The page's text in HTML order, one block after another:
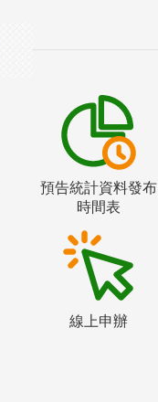
預告統計資料發布
時間表
線上申辦